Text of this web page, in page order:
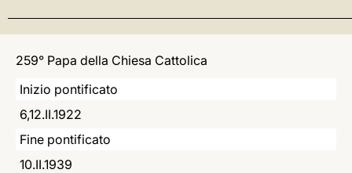
العربيّة
259° Papa della Chiesa Cattolica
Inizio pontificato
6,12.II.1922
Fine pontificato
10.II.1939